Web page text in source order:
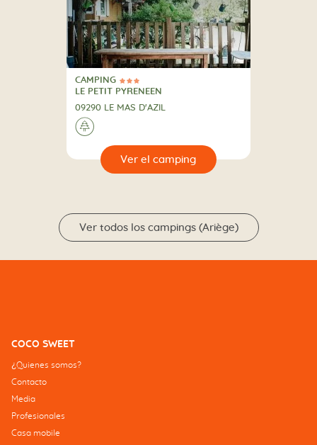
3 Estrellas
CAMPING
CAMPING
LE PETIT PYRENEEN
09290 LE MAS D'AZIL
🌲
Ver todos los campings (Ariège)
COCO SWEET
¿Quienes somos?
Contacto
Media
Profesionales
Casa mobile